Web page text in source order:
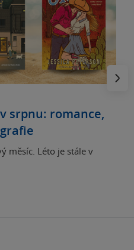
srpnu: romance,
měsíc. Léto je stále v